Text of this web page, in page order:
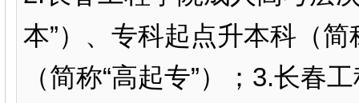
本”）、专科起点升本科（
（简称“高起专”）；3.长春